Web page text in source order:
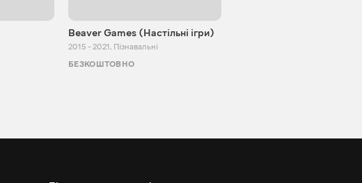
Beaver Games (Настільні ігри)
2015 - 2021, Пізнавальні
БЕЗКОШТОВНО